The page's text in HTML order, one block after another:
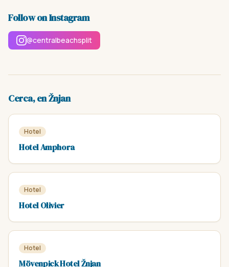
Follow on Instagram
@centralbeachsplit
Cerca, en Žnjan
Hotel
Hotel Amphora
Hotel
Hotel Olivier
Hotel
Mövenpick Hotel Žnjan